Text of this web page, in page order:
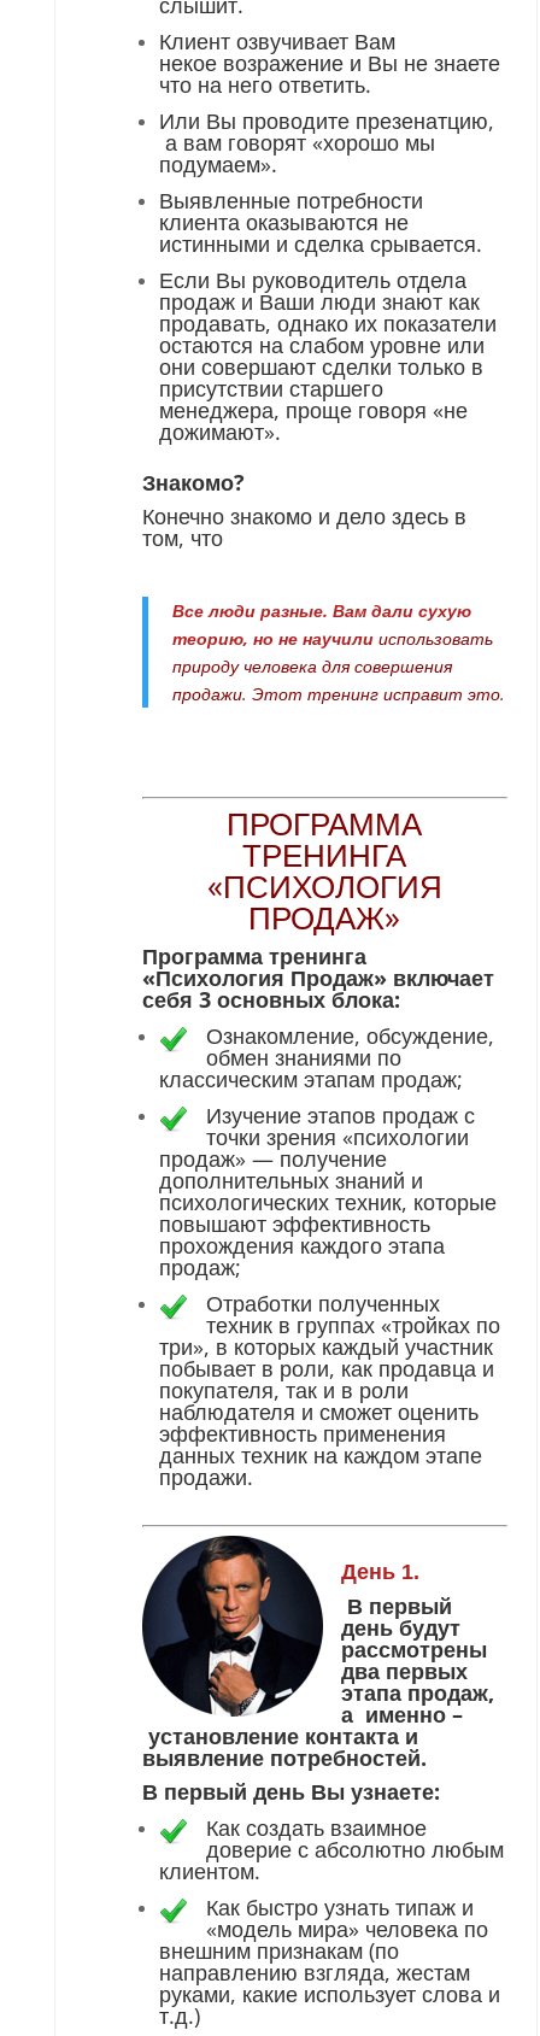
Клиент озвучивает Вам
некое возражение и Вы не знаете
что на него ответить.
Или Вы проводите презенатцию,
а вам говорят «хорошо мы
подумаем».
Выявленные потребности
клиента оказываются не
истинными и сделка срывается.
Если Вы руководитель отдела
продаж и Ваши люди знают как
продавать, однако их показатели
остаются на слабом уровне или
они совершают сделки только в
присутствии старшего
менеджера, проще говоря «не
дожимают».
Знакомо?
Конечно знакомо и дело здесь в
том, что
Все люди разные. Вам дали сухую
теорию, но не научили использовать
природу человека для совершения
продажи. Этот тренинг исправит это.
ПРОГРАММА
ТРЕНИНГА
«ПСИХОЛОГИЯ
ПРОДАЖ»
Программа тренинга
«Психология Продаж» включает
себя 3 основных блока:
Ознакомление, обсуждение,
обмен знаниями по
классическим этапам продаж;
Изучение этапов продаж с
точки зрения «психологии
продаж» — получение
дополнительных знаний и
психологических техник, которые
повышают эффективность
прохождения каждого этапа
продаж;
Отработки полученных
техник в группах «тройках по
три», в которых каждый участник
побывает в роли, как продавца и
покупателя, так и в роли
наблюдателя и сможет оценить
эффективность применения
данных техник на каждом этапе
продажи.
День 1.
В первый
день будут
рассмотрены
два первых
этапа продаж,
а именно –
установление контакта и
выявление потребностей.
В первый день Вы узнаете:
Как создать взаимное
доверие с абсолютно любым
клиентом.
Как быстро узнать типаж и
«модель мира» человека по
внешним признакам (по
направлению взгляда, жестам
руками, какие использует слова и
т.д.)